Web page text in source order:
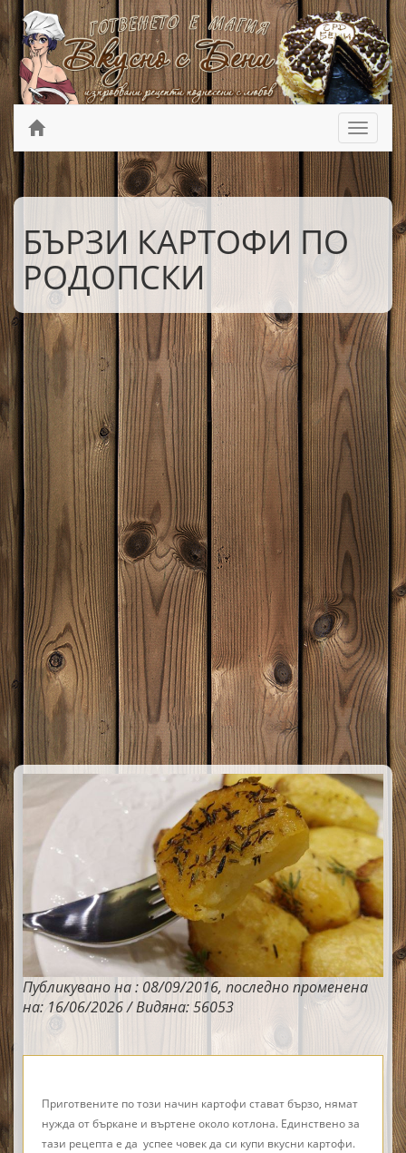
БЪРЗИ КАРТОФИ ПО
РОДОПСКИ
Публикувано на : 08/09/2016, последно променена
на: 16/06/2026 / Видяна: 56053
Приготвените по този начин картофи стават бързо, нямат
нужда от бъркане и въртене около котлона. Единствено за
тази рецепта е да успее човек да си купи вкусни картофи.